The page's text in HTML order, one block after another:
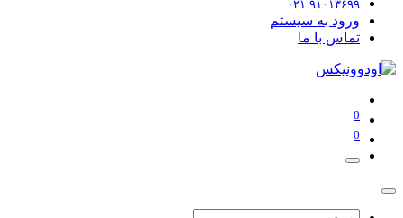
۰۲۱-۹۱۰۱۳۶۹۹
ورود به سیستم
تماس با ما
0
0